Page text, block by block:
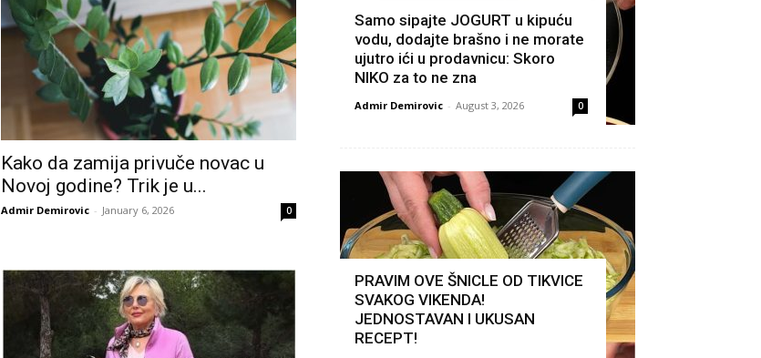
Kako da zamija privuče novac u
Novoj godine? Trik je u...
Admir Demirovic - January 6, 2026 0
Samo sipajte JOGURT u kipuću
vodu, dodajte brašno i ne morate
ujutro ići u prodavnicu: Skoro
NIKO za to ne zna
Admir Demirovic - August 3, 2026 0
PRAVIM OVE ŠNICLE OD TIKVICE
SVAKOG VIKENDA!
JEDNOSTAVAN I UKUSAN
RECEPT!